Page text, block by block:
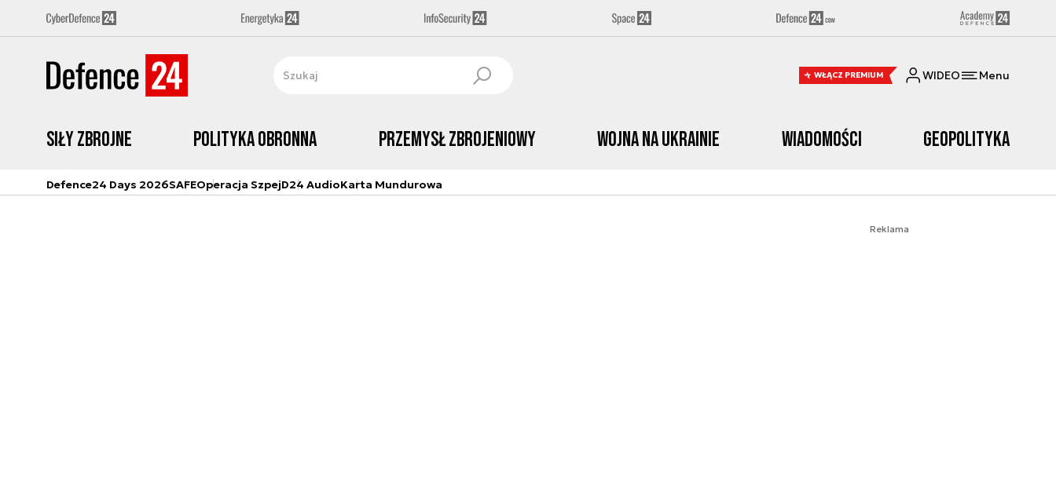
WŁĄCZ PREMIUM WIDEO Menu
Siły zbrojne Polityka obronna Przemysł Zbrojeniowy Wojna na Ukrainie Wiadomości Geopolityka
Defence24 Days 2026SAFEOperacja SzpejD24 AudioKarta Mundurowa
Reklama